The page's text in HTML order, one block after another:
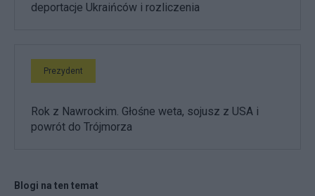
deportacje Ukraińców i rozliczenia
Prezydent
Rok z Nawrockim. Głośne weta, sojusz z USA i
powrót do Trójmorza
Blogi na ten temat